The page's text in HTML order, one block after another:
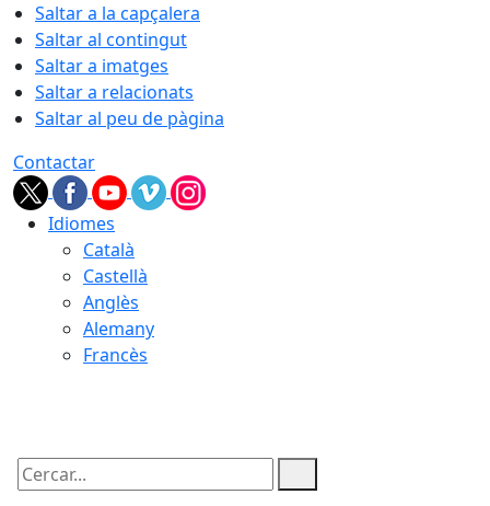
Saltar a la capçalera
Saltar al contingut
Saltar a imatges
Saltar a relacionats
Saltar al peu de pàgina
Contactar
Idiomes
Català
Castellà
Anglès
Alemany
Francès
Cercar: